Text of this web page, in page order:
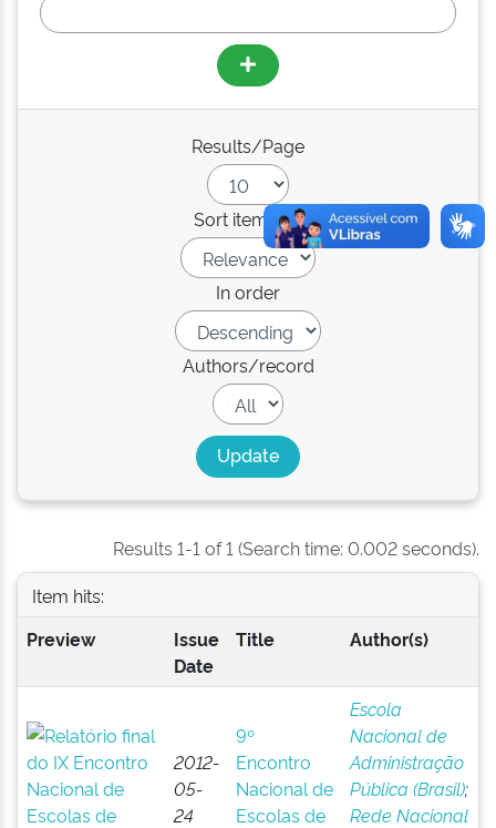
Results/Page
Sort items by
In order
Authors/record
Results 1-1 of 1 (Search time: 0.002 seconds).
Item hits:
Preview
Issue
Date
Title Author(s)
2012-
05-
24
9º
Encontro
Nacional de
Escolas de
Escola
Nacional de
Administração
Pública (Brasil);
Rede Nacional